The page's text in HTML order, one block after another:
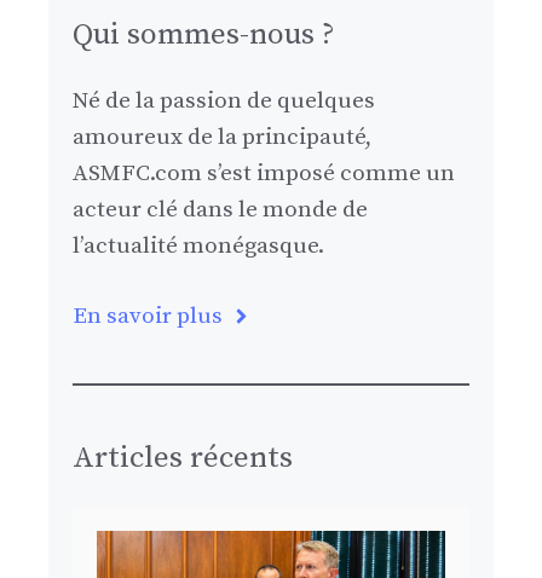
Qui sommes-nous ?
Né de la passion de quelques
amoureux de la principauté,
ASMFC.com s’est imposé comme un
acteur clé dans le monde de
l’actualité monégasque.
En savoir plus
Articles récents